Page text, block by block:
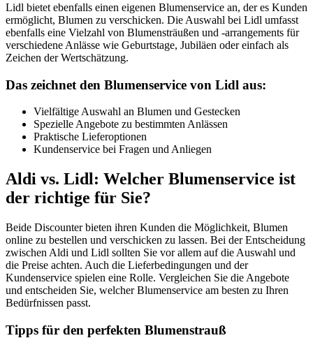
Lidl bietet ebenfalls einen eigenen Blumenservice an, der es Kunden
ermöglicht, Blumen zu verschicken. Die Auswahl bei Lidl umfasst
ebenfalls eine Vielzahl von Blumensträußen und -arrangements für
verschiedene Anlässe wie Geburtstage, Jubiläen oder einfach als
Zeichen der Wertschätzung.
Das zeichnet den Blumenservice von Lidl aus:
Vielfältige Auswahl an Blumen und Gestecken
Spezielle Angebote zu bestimmten Anlässen
Praktische Lieferoptionen
Kundenservice bei Fragen und Anliegen
Aldi vs. Lidl: Welcher Blumenservice ist
der richtige für Sie?
Beide Discounter bieten ihren Kunden die Möglichkeit, Blumen
online zu bestellen und verschicken zu lassen. Bei der Entscheidung
zwischen Aldi und Lidl sollten Sie vor allem auf die Auswahl und
die Preise achten. Auch die Lieferbedingungen und der
Kundenservice spielen eine Rolle. Vergleichen Sie die Angebote
und entscheiden Sie, welcher Blumenservice am besten zu Ihren
Bedürfnissen passt.
Tipps für den perfekten Blumenstrauß